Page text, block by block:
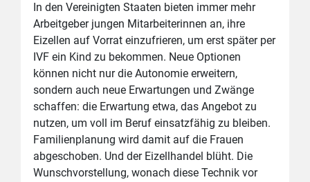
In den Vereinigten Staaten bieten immer mehr
Arbeitgeber jungen Mitarbeiterinnen an, ihre
Eizellen auf Vorrat einzufrieren, um erst später per
IVF ein Kind zu bekommen. Neue Optionen
können nicht nur die Autonomie erweitern,
sondern auch neue Erwartungen und Zwänge
schaffen: die Erwartung etwa, das Angebot zu
nutzen, um voll im Beruf einsatzfähig zu bleiben.
Familienplanung wird damit auf die Frauen
abgeschoben. Und der Eizellhandel blüht. Die
Wunschvorstellung, wonach diese Technik vor